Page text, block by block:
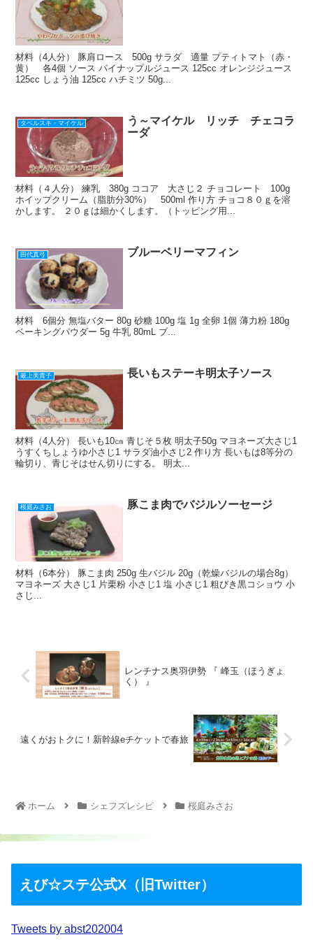
材料（4人分） 豚肩ロース 500g サラダ 適量 プティトマト（赤・
黄） 各4個 ソース パイナップルジュース 125cc オレンジジュース
125cc しょう油 125cc ハチミツ 50g...
タベルスキ・マイケル
う～マイケル リッチ チェコラ
ーダ
材料（４人分） 練乳 380g ココア 大さじ２ チョコレート 100g
ホイップクリーム（脂肪分30%） 500ml 作り方 チョコ８０ｇを溶
かします。 ２０ｇは細かくします。（トッピング用...
田代真弓 ブルーベリーマフィン
材料 6個分 無塩バター 80g 砂糖 100g 塩 1g 全卵 1個 薄力粉 180g
ベーキングパウダー 5g 牛乳 80mL ブ...
最上美貴子 長いもステーキ明太子ソース
材料（4人分） 長いも10㎝ 青じそ５枚 明太子50g マヨネーズ大さじ1
うすくちしょうゆ小さじ1 サラダ油小さじ2 作り方 長いもは8等分の
輪切り、青じそはせん切りにする。 明太...
桜庭みさお 豚こま肉でバジルソーセージ
材料（6本分） 豚こま肉 250g 生バジル 20g（乾燥バジルの場合8g）
マヨネーズ 大さじ1 片栗粉 小さじ1 塩 小さじ1 粗びき黒コショウ 小
さじ...
レンチナス奥羽伊勢 『 峰玉（ほうぎょ
く） 』
遠くがおトクに！新幹線eチケットで春旅
ホーム シェフズレシピ 桜庭みさお
えび☆ステ公式X（旧Twitter）
Tweets by abst202004